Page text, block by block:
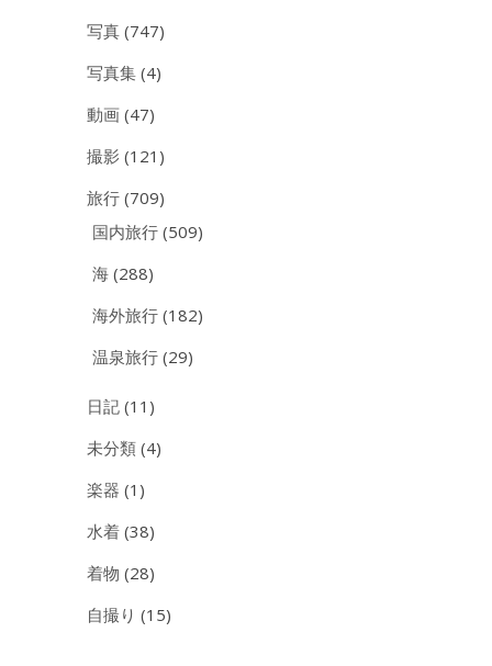
写真 (747)
写真集 (4)
動画 (47)
撮影 (121)
旅行 (709)
国内旅行 (509)
海 (288)
海外旅行 (182)
温泉旅行 (29)
日記 (11)
未分類 (4)
楽器 (1)
水着 (38)
着物 (28)
自撮り (15)